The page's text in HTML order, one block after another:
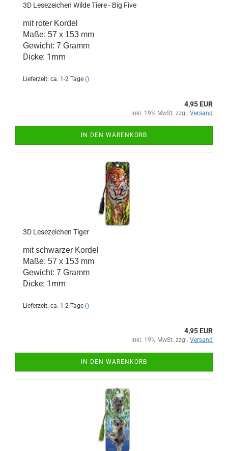
3D Lesezeichen Wilde Tiere - Big Five
mit roter Kordel
Maße: 57 x 153 mm
Gewicht: 7 Gramm
Dicke: 1mm
Lieferzeit: ca. 1-2 Tage ()
4,95 EUR
inkl. 19% MwSt. zzgl. Versand
IN DEN WARENKORB
3D Lesezeichen Tiger
mit schwarzer Kordel
Maße: 57 x 153 mm
Gewicht: 7 Gramm
Dicke: 1mm
Lieferzeit: ca. 1-2 Tage ()
4,95 EUR
inkl. 19% MwSt. zzgl. Versand
IN DEN WARENKORB